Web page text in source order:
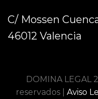
C/ Mossen
46012 Valencia
DOMINA LEGAL
reservados | Aviso